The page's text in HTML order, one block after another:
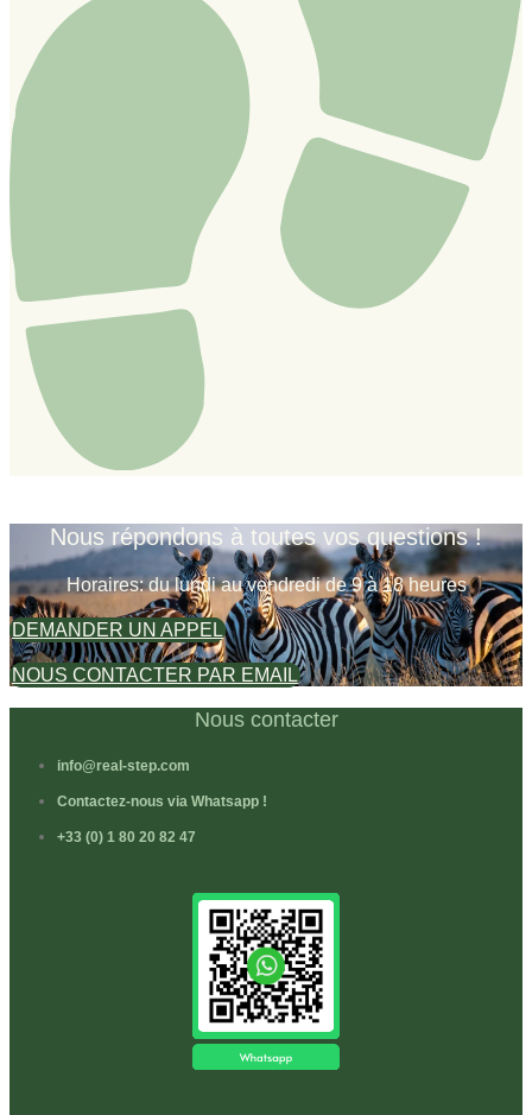
Nous répondons à toutes vos questions !
Horaires: du lundi au vendredi de 9 à 18 heures
DEMANDER UN APPEL
NOUS CONTACTER PAR EMAIL
Nous contacter
info@real-step.com
Contactez-nous via Whatsapp !
+33 (0) 1 80 20 82 47